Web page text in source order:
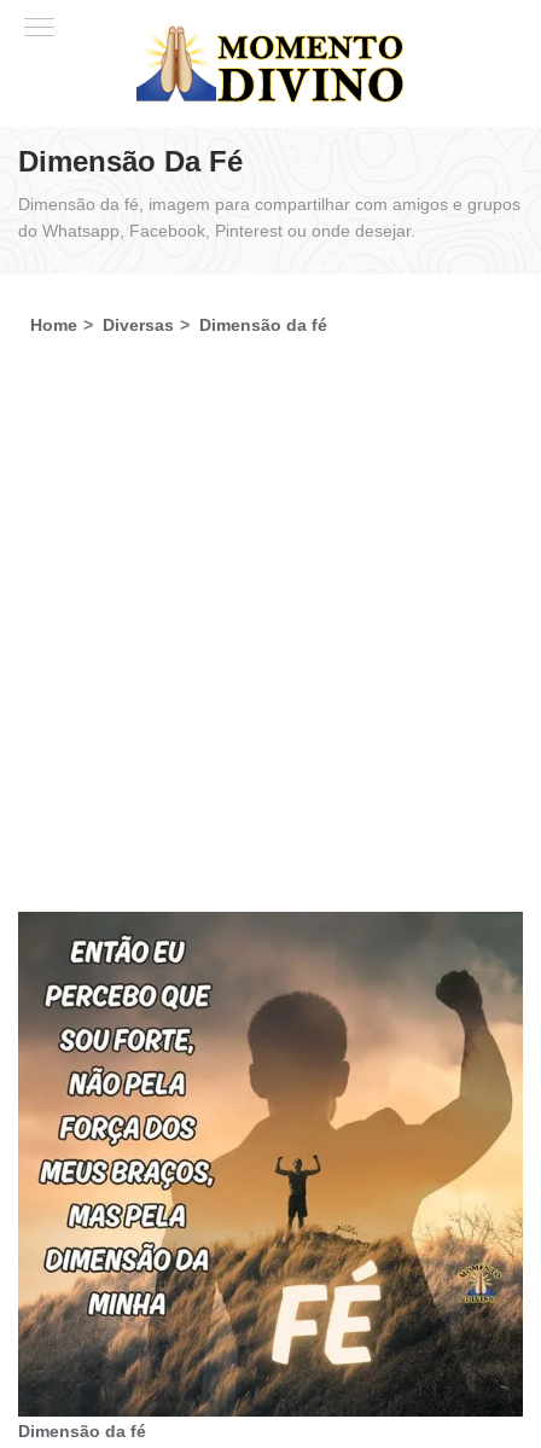
Dimensão Da Fé
Dimensão da fé, imagem para compartilhar com amigos e grupos
do Whatsapp, Facebook, Pinterest ou onde desejar.
Home Diversas Dimensão da fé
Dimensão da fé